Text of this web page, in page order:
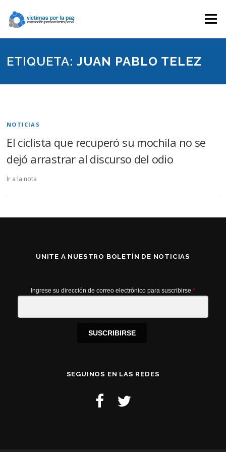
contenido
Menú
ETIQUETA:JUAN PABLO TELEZ
NOTICIAS
El ciclista que recuperó su mochila no se
dejó arrastrar al discurso del odio
Ir a la nota
UNITE A NUESTRO BOLETÍN DE NOTICIAS
Ingrese su dirección de correo electrónico para suscribirse *
SUSCRIBIRSE
SEGUINOS EN LAS REDES